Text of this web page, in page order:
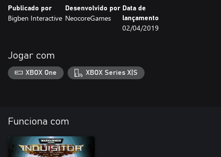
Publicado por
Bigben Interactive
Desenvolvido por
NeocoreGames
Data de
lançamento
02/04/2019
Jogar com
XBOX One XBOX Series X|S
Funciona com